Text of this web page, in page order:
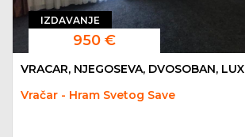
IZDAVANJE
950 €
VRACAR, NJEGOSEVA, DVOSOBAN, LUX
Vračar - Hram Svetog Save